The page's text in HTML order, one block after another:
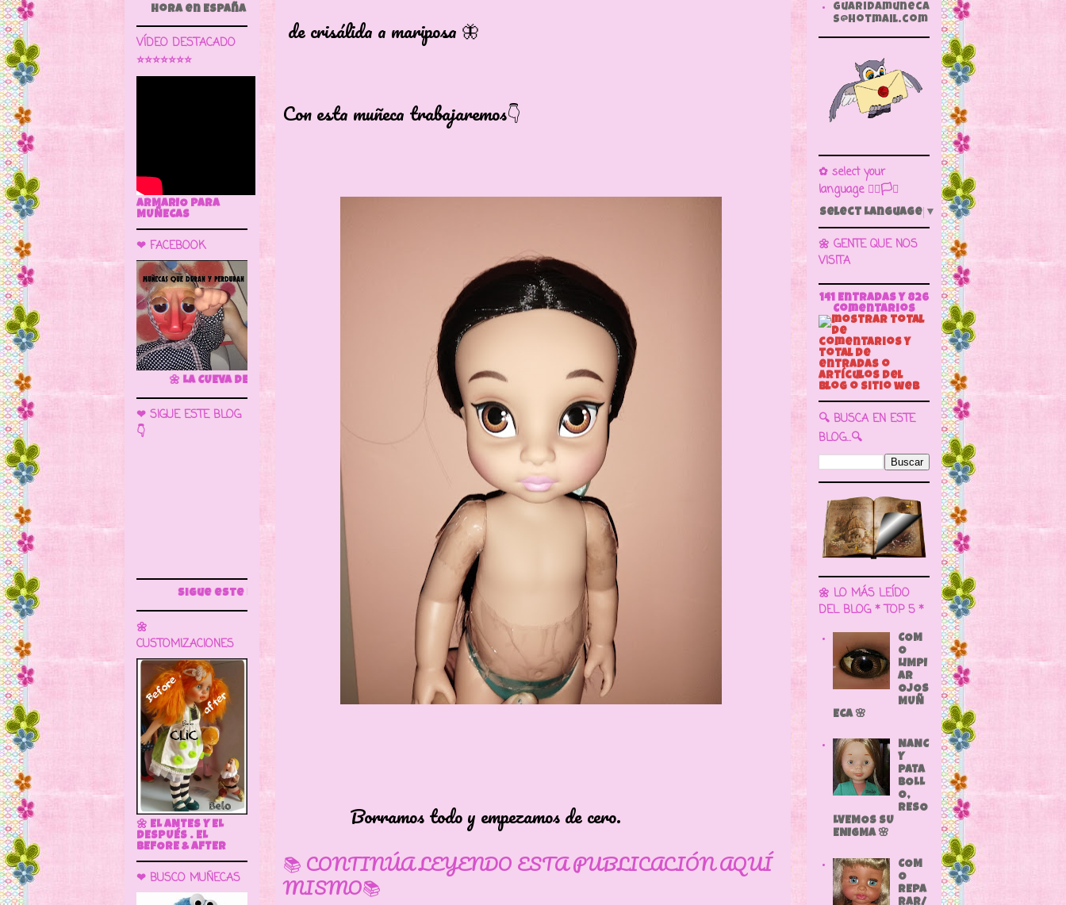
de crisálida a mariposa 🦋
Con esta muñeca trabajaremos👇
Borramos todo y empezamos de cero.
📚 CONTINÚA LEYENDO ESTA PUBLICACIÓN AQUÍ
MISMO📚
Hora en España
VÍDEO DESTACADO
⭐⭐⭐⭐⭐⭐⭐
ARMARIO PARA
MUÑECAS
❤ FACEBOOK
🌼 LA CUEVA DE LAS MUÑECAS
❤ SIGUE ESTE BLOG
👇
Sigue este blog para más información
🌼
CUSTOMIZACIONES
🌼 EL ANTES Y EL
DESPUÉS . EL
BEFORE & AFTER
❤ BUSCO MUÑECAS
guaridamuneca
s@hotmail.com
✿ select your
language 🏳️‍🌈🏳️🏁
Select Language ▼
🌼 GENTE QUE NOS
VISITA
141 Entradas y 826
Comentarios
🔍 BUSCA EN ESTE
BLOG...🔍
🌼 LO MÁS LEÍDO
DEL BLOG * TOP 5 *
COM
O
LIMPI
AR
OJOS
MUÑ
ECA 🌸
NANC
Y
PATA
BOLL
O,
RESO
LVEMOS SU
ENIGMA 🌸
COM
O
REPA
RAR/